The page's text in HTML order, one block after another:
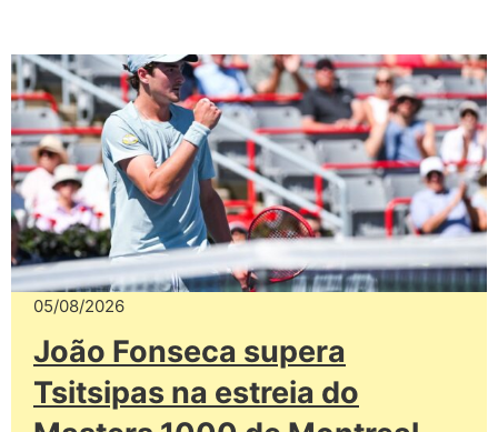
05/08/2026
João Fonseca supera
Tsitsipas na estreia do